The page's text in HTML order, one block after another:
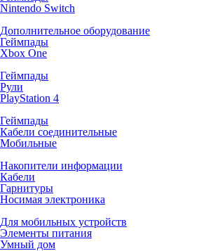
Nintendo Switch
Дополнительное оборудование
Геймпады
Xbox One
Геймпады
Рули
PlayStation 4
Геймпады
Кабели соединительные
Мобильные
Накопители информации
Кабели
Гарнитуры
Носимая электроника
Для мобильных устройств
Элементы питания
Умный дом